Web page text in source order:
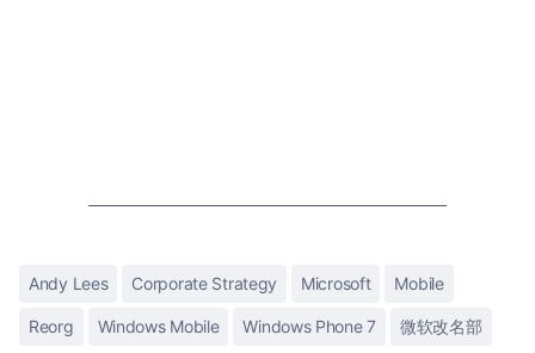
Andy Lees Corporate Strategy Microsoft Mobile
Reorg Windows Mobile Windows Phone 7 微软改名部